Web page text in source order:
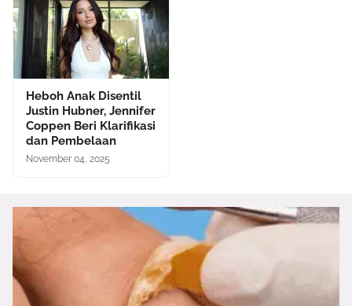
Heboh Anak Disentil
Justin Hubner, Jennifer
Coppen Beri Klarifikasi
dan Pembelaan
November 04, 2025